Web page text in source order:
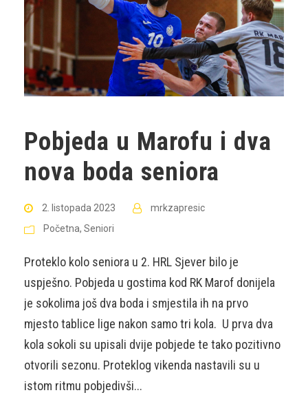
Pobjeda u Marofu i dva
nova boda seniora
2. listopada 2023
mrkzapresic
Početna, Seniori
Proteklo kolo seniora u 2. HRL Sjever bilo je
uspješno. Pobjeda u gostima kod RK Marof donijela
je sokolima još dva boda i smjestila ih na prvo
mjesto tablice lige nakon samo tri kola. U prva dva
kola sokoli su upisali dvije pobjede te tako pozitivno
otvorili sezonu. Proteklog vikenda nastavili su u
istom ritmu pobjedivši...